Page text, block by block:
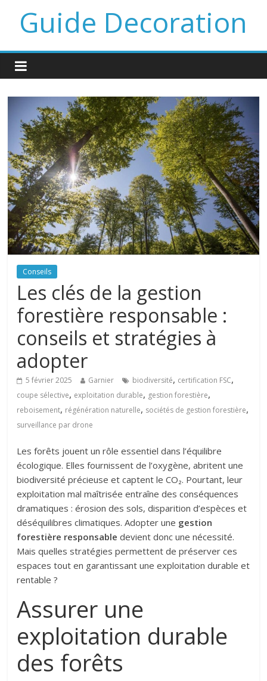
Guide Decoration
Conseils
Les clés de la gestion
forestière responsable :
conseils et stratégies à
adopter
5 février 2025 Garnier biodiversité, certification FSC,
coupe sélective, exploitation durable, gestion forestière,
reboisement, régénération naturelle, sociétés de gestion forestière,
surveillance par drone
Les forêts jouent un rôle essentiel dans l’équilibre
écologique. Elles fournissent de l’oxygène, abritent une
biodiversité précieuse et captent le CO₂. Pourtant, leur
exploitation mal maîtrisée entraîne des conséquences
dramatiques : érosion des sols, disparition d’espèces et
déséquilibres climatiques. Adopter une gestion
forestière responsable devient donc une nécessité.
Mais quelles stratégies permettent de préserver ces
espaces tout en garantissant une exploitation durable et
rentable ?
Assurer une
exploitation durable
des forêts